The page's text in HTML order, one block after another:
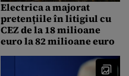
Electrica a majorat
pretențiile în litigiul cu
CEZ de la 18 milioane
euro la 82 milioane euro